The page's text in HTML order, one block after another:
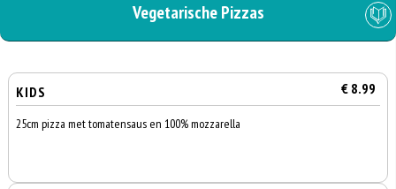
Vegetarische Pizzas
KIDS € 8.99
25cm pizza met tomatensaus en 100% mozzarella